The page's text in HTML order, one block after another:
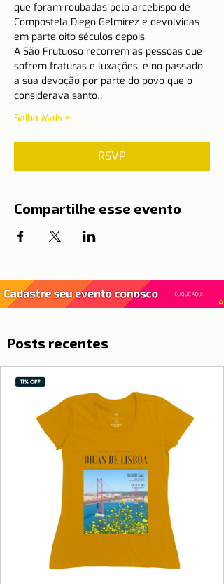
que foram roubadas pelo arcebispo de
Compostela Diego Gelmírez e devolvidas
em parte oito séculos depois.
A São Frutuoso recorrem as pessoas que
sofrem fraturas e luxações, e no passado
a sua devoção por parte do povo que o
considerava santo…
Saiba Mais >
RSVP
Compartilhe esse evento
Posts recentes